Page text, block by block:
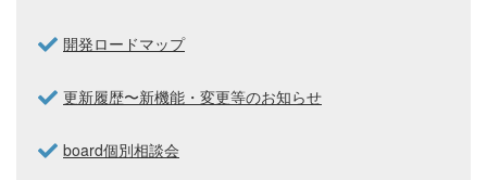
開発ロードマップ
更新履歴〜新機能・変更等のお知らせ
board個別相談会